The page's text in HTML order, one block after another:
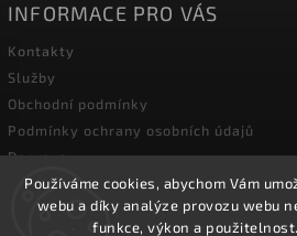
Používáme cookies, abychom Vám
webu a díky analýze provozu webu
funkce, výkon a použitelnost.
INFORMACE PRO VÁS
Kontakty
Služby
Obchodní podmínky
Podmínky ochrany osobních údajů
Doprava
Blog zahradní techniky